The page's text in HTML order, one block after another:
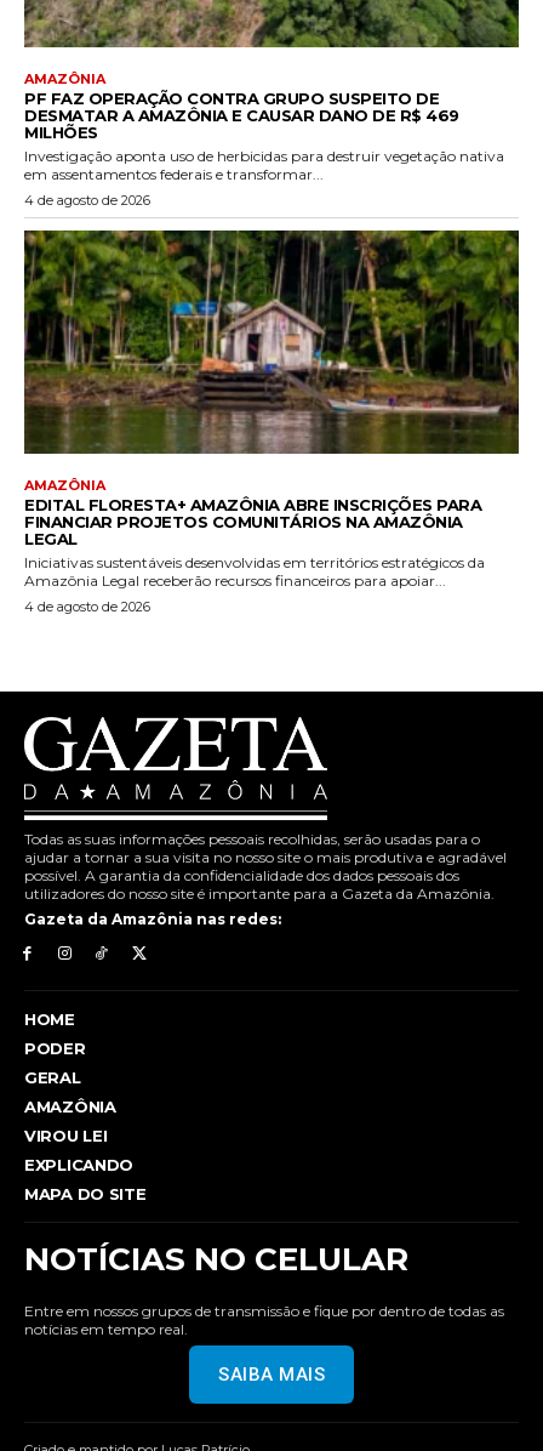
AMAZÔNIA
PF FAZ OPERAÇÃO CONTRA GRUPO SUSPEITO DE
DESMATAR A AMAZÔNIA E CAUSAR DANO DE R$ 469
MILHÕES
Investigação aponta uso de herbicidas para destruir vegetação nativa
em assentamentos federais e transformar...
4 de agosto de 2026
AMAZÔNIA
EDITAL FLORESTA+ AMAZÔNIA ABRE INSCRIÇÕES PARA
FINANCIAR PROJETOS COMUNITÁRIOS NA AMAZÔNIA
LEGAL
Iniciativas sustentáveis desenvolvidas em territórios estratégicos da
Amazônia Legal receberão recursos financeiros para apoiar...
4 de agosto de 2026
Todas as suas informações pessoais recolhidas, serão usadas para o
ajudar a tornar a sua visita no nosso site o mais produtiva e agradável
possível. A garantia da confidencialidade dos dados pessoais dos
utilizadores do nosso site é importante para a Gazeta da Amazônia.
Gazeta da Amazônia nas redes:
HOME
PODER
GERAL
AMAZÔNIA
VIROU LEI
EXPLICANDO
MAPA DO SITE
NOTÍCIAS NO CELULAR
Entre em nossos grupos de transmissão e fique por dentro de todas as
notícias em tempo real.
SAIBA MAIS